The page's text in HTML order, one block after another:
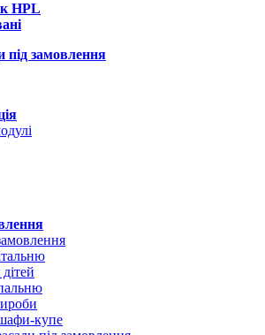
HPL
під замовлення
купе